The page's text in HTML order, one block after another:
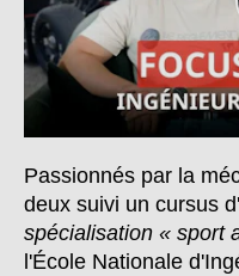
Passionnés par la
deux suivi un cursus d'
spécialisation « sport
l'École Nationale